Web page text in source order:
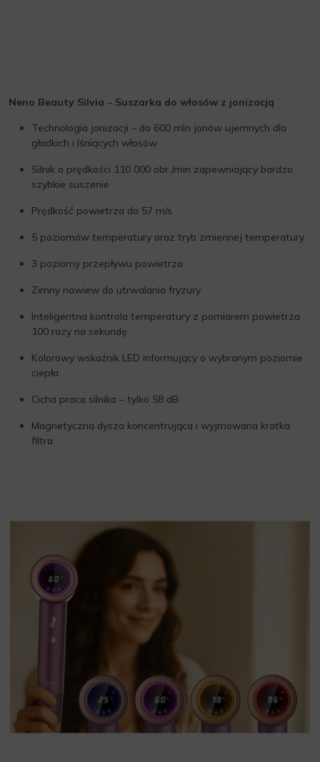
Neno Beauty Silvia – Suszarka do włosów z jonizacją
Technologia jonizacji – do 600 mln jonów ujemnych dla
gładkich i lśniących włosów
Silnik o prędkości 110 000 obr./min zapewniający bardzo
szybkie suszenie
Prędkość powietrza do 57 m/s
5 poziomów temperatury oraz tryb zmiennej temperatury
3 poziomy przepływu powietrza
Zimny nawiew do utrwalania fryzury
Inteligentna kontrola temperatury z pomiarem powietrza
100 razy na sekundę
Kolorowy wskaźnik LED informujący o wybranym poziomie
ciepła
Cicha praca silnika – tylko 58 dB
Magnetyczna dysza koncentrująca i wyjmowana kratka
filtra